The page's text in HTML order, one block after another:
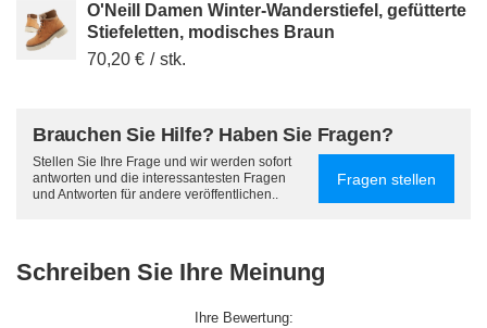
O'Neill Damen Winter-Wanderstiefel, gefütterte
Stiefeletten, modisches Braun
70,20 € / stk.
Brauchen Sie Hilfe? Haben Sie Fragen?
Stellen Sie Ihre Frage und wir werden sofort
antworten und die interessantesten Fragen
und Antworten für andere veröffentlichen..
Fragen stellen
Schreiben Sie Ihre Meinung
Ihre Bewertung: